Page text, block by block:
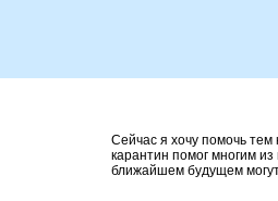
Сейчас я хочу помочь
карантин помог многим
ближайшем будущем могут